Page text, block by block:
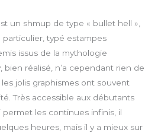
un shmup de type « bullet hell »,
typé estampes
issus de la mythologie
bien réalisé, n’a cependant rien de
jolis graphismes ont souvent
Très accessible aux débutants
les continues infinis, il
heures, mais il y a mieux sur